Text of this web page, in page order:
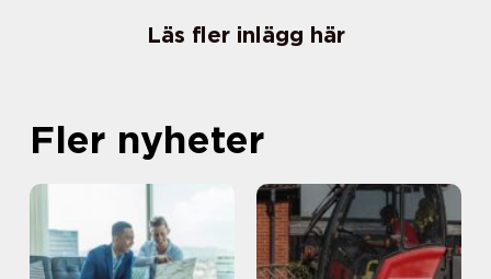
Läs fler inlägg här
Fler nyheter